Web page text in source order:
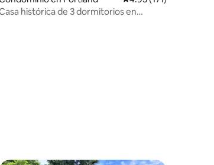
4.84 de 5; 143 evaluaciones
histórica de 3 dormitorios en